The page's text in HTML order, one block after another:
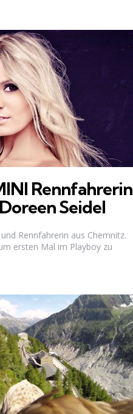
Rennfahrerin
Seidel
Rennfahrerin aus Chemnitz.
ersten Mal im Playboy zu